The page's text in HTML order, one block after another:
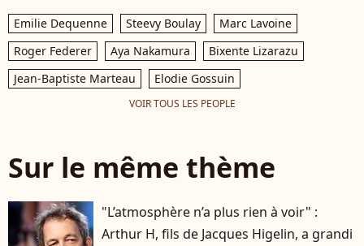
Emilie Dequenne Steevy Boulay
Marc Lavoine
Roger Federer
Aya Nakamura
Bixente Lizarazu
Jean-Baptiste Marteau
Elodie Gossuin
VOIR TOUS LES PEOPLE
Sur le même thème
"L’atmosphère n’a plus rien à voir" :
Arthur H, fils de Jacques Higelin, a grandi